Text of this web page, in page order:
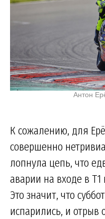
Антон
К сожалению, для
совершенно
лопнула цепь, что
аварии на входе в Т1
Это значит, что
испарились, и отрыв